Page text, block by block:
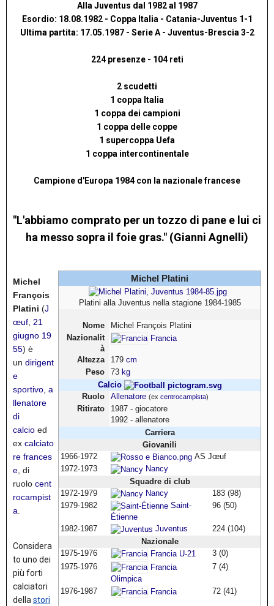
Alla Juventus dal 1982 al 1987
Esordio: 18.08.1982 - Coppa Italia - Catania-Juventus 1-1
Ultima partita: 17.05.1987 - Serie A - Juventus-Brescia 3-2
224 presenze - 104 reti
2 scudetti
1 coppa Italia
1 coppa dei campioni
1 coppa delle coppe
1 supercoppa Uefa
1 coppa intercontinentale
Campione d'Europa 1984 con la nazionale francese
"L'abbiamo comprato per un tozzo di pane e lui ci
ha messo sopra il foie gras." (Gianni Agnelli)
Michel Platini
Platini alla Juventus nella stagione 1984-1985
Nome
Michel François Platini
Nazionalit
à
Francia
Altezza 179 cm
Peso
73 kg
Calcio
Ruolo
Allenatore (ex centrocampista)
Ritirato
1987 - giocatore
1992 - allenatore
Carriera
Giovanili
1966-1972
AS Jœuf
1972-1973
Nancy
Squadre di club
1972-1979
Nancy
183 (98)
1979-1982
Saint-
Étienne
96 (50)
1982-1987 Juventus
224 (104)
Nazionale
1975-1976
Francia U-21
3 (0)
1975-1976
Francia
Olimpica
7 (4)
1976-1987 Francia 72 (41)
Michel
François
Platini (J
œuf, 21
giugno 19
55) è
un dirigent
e
sportivo, a
llenatore
di
calcio ed
ex calciato
re frances
e, di
ruolo cent
rocampist
a.
Considera
to uno dei
più forti
calciatori
dellastori